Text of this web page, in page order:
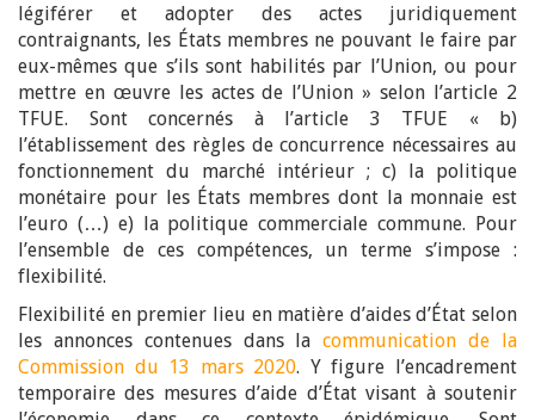
légiférer et adopter des actes juridiquement
contraignants, les États membres ne pouvant le faire par
eux-mêmes que s’ils sont habilités par l’Union, ou pour
mettre en œuvre les actes de l’Union » selon l’article 2
TFUE. Sont concernés à l’article 3 TFUE « b)
l’établissement des règles de concurrence nécessaires au
fonctionnement du marché intérieur ; c) la politique
monétaire pour les États membres dont la monnaie est
l’euro (…) e) la politique commerciale commune. Pour
l’ensemble de ces compétences, un terme s’impose :
flexibilité.
Flexibilité en premier lieu en matière d’aides d’État selon
les annonces contenues dans lacommunication de la
Commission du 13 mars 2020. Y figure l’encadrement
temporaire des mesures d’aide d’État visant à soutenir